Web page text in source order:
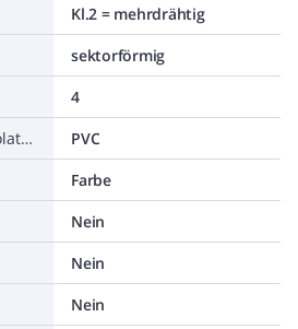
Kl.2 = mehrdrähtig
sektorförmig
4
Werkstoff der Aderisolation
PVC
Farbe
Nein
Nein
Nein